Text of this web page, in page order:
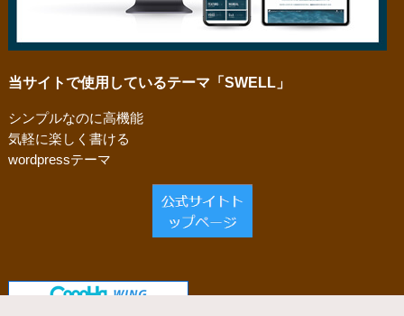
当サイトで使用しているテーマ「SWELL」
シンプルなのに高機能
気軽に楽しく書ける
wordpressテーマ